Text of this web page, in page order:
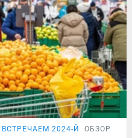
ВСТРЕЧАЕМ 2024-Й ОБЗОР